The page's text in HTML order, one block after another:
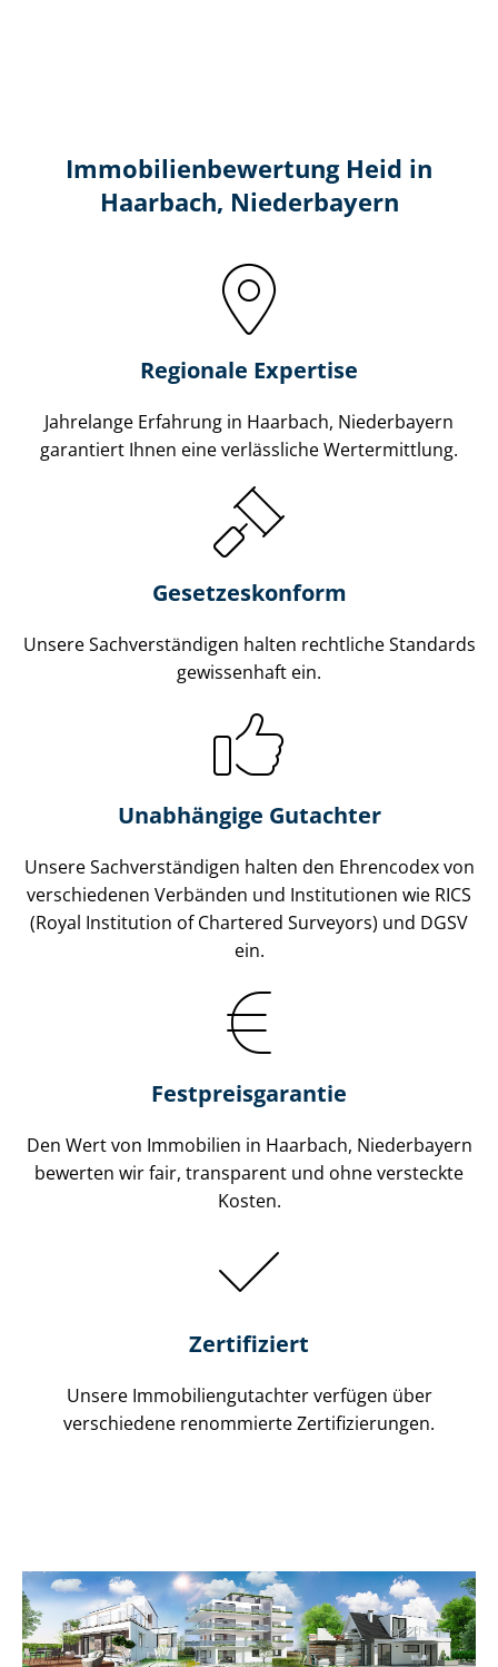
Immobilien­bewertung Heid in
Haarbach, Niederbayern
Regionale Expertise
Jahrelange Erfahrung in Haarbach, Niederbayern
garantiert Ihnen eine verlässliche Wertermittlung.
Gesetzes­konform
Unsere Sach­ver­stän­di­gen halten rechtliche Standards
gewissenhaft ein.
Unabhängige Gutachter
Unsere Sach­ver­stän­di­gen halten den Ehrencodex von
verschiedenen Verbänden und Institutionen wie RICS
(Royal Institution of Chartered Surveyors) und DGSV
ein.
Festpreis​garantie
Den Wert von Immobilien in Haarbach, Niederbayern
bewerten wir fair, transparent und ohne versteckte
Kosten.
Zertifiziert
Unsere Immobilien­gutachter verfügen über
verschiedene renommierte Zer­ti­fi­zie­run­gen.